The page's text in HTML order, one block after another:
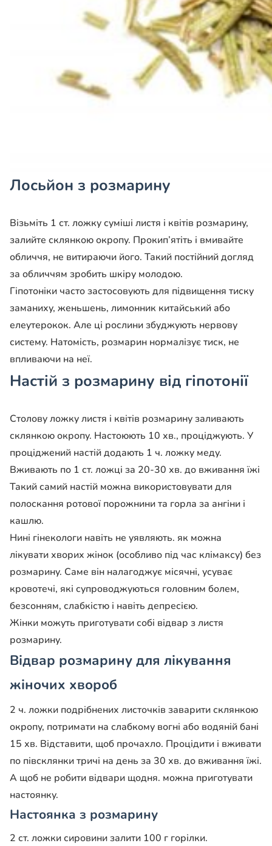
Лосьйон з розмарину
Візьміть 1 ст. ложку суміші листя і квітів розмарину,
залийте склянкою окропу. Прокип’ятіть і вмивайте
обличчя, не витираючи його. Такий постійний догляд
за обличчям зробить шкіру молодою.
Гіпотоніки часто застосовують для підвищення тиску
заманиху, женьшень, лимонник китайський або
елеутерокок. Але ці рослини збуджують нервову
систему. Натомість, розмарин нормалізує тиск, не
впливаючи на неї.
Настій з розмарину від гіпотонії
Столову ложку листя і квітів розмарину заливають
склянкою окропу. Настоюють 10 хв., проціджують. У
проціджений настій додають 1 ч. ложку меду.
Вживають по 1 ст. ложці за 20-30 хв. до вживання їжі
Такий самий настій можна використовувати для
полоскання ротової порожнини та горла за ангіни і
кашлю.
Нині гінекологи навіть не уявляють. як можна
лікувати хворих жінок (особливо під час клімаксу) без
розмарину. Саме він налагоджує місячні, усуває
кровотечі, які супроводжуються головним болем,
безсонням, слабкістю і навіть депресією.
Жінки можуть приготувати собі відвар з листя
розмарину.
Відвар розмарину для лікування
жіночих хвороб
2 ч. ложки подрібнених листочків заварити склянкою
окропу, потримати на слабкому вогні або водяній бані
15 хв. Відставити, щоб прочахло. Процідити і вживати
по півсклянки тричі на день за 30 хв. до вживання їжі.
А щоб не робити відвари щодня. можна приготувати
настоянку.
Настоянка з розмарину
2 ст. ложки сировини залити 100 г горілки.